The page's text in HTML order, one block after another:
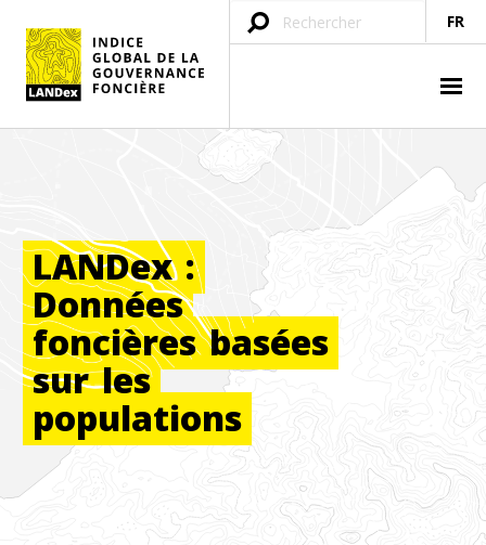
FR
LANDex :
Données
foncières basées
sur les
populations